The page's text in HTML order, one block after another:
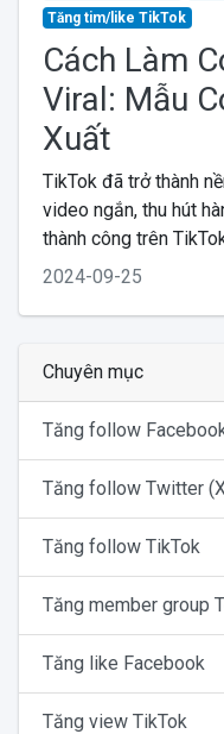
Tăng tim/like TikTok
Cách Làm
Viral: Mẫu
Xuất
TikTok đã trở thành
video ngắn, thu hút
thành công trên
2024-09-25
Chuyên mục
Tăng follow
Tăng follow Twitter
Tăng follow TikTok
Tăng member group
Tăng like Facebook
Tăng view TikTok